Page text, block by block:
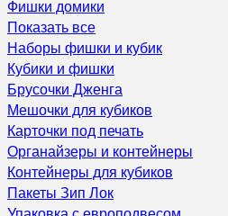
Фишки домики
Показать все
Наборы фишки и кубик
Кубики и фишки
Брусочки Дженга
Мешочки для кубиков
Карточки под печать
Органайзеры и контейнеры
Контейнеры для кубиков
Пакеты Зип Лок